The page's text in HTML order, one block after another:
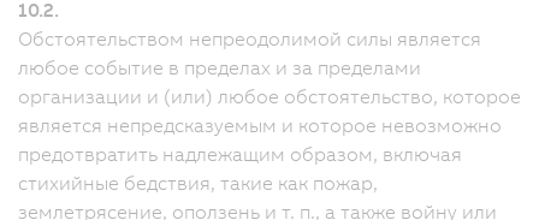
10.2.
Обстоятельством непреодолимой силы является
любое событие в пределах и за пределами
организации и (или) любое обстоятельство, которое
является непредсказуемым и которое невозможно
предотвратить надлежащим образом, включая
стихийные бедствия, такие как пожар,
землетрясение, оползень и т. п., а также войну или